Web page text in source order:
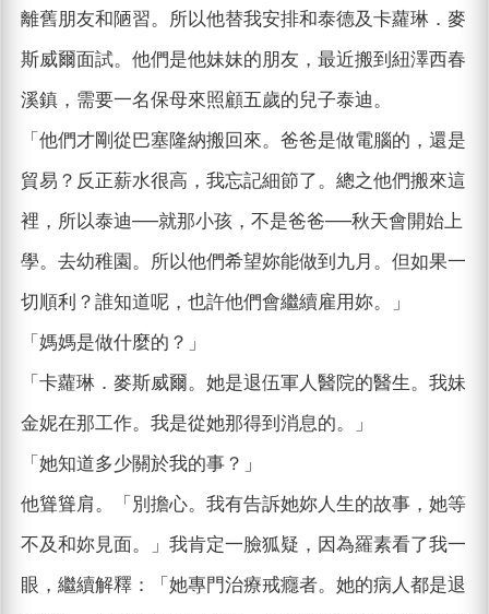
離舊朋友和陋習。所以他替我安排和泰德及卡蘿琳．麥
斯威爾面試。他們是他妹妹的朋友，最近搬到紐澤西春
溪鎮，需要一名保母來照顧五歲的兒子泰迪。
「他們才剛從巴塞隆納搬回來。爸爸是做電腦的，還是
貿易？反正薪水很高，我忘記細節了。總之他們搬來這
裡，所以泰迪──就那小孩，不是爸爸──秋天會開始上
學。去幼稚園。所以他們希望妳能做到九月。但如果一
切順利？誰知道呢，也許他們會繼續雇用妳。」
「媽媽是做什麼的？」
「卡蘿琳．麥斯威爾。她是退伍軍人醫院的醫生。我妹
金妮在那工作。我是從她那得到消息的。」
「她知道多少關於我的事？」
他聳聳肩。「別擔心。我有告訴她妳人生的故事，她等
不及和妳見面。」我肯定一臉狐疑，因為羅素看了我一
眼，繼續解釋：「她專門治療戒癮者。她的病人都是退